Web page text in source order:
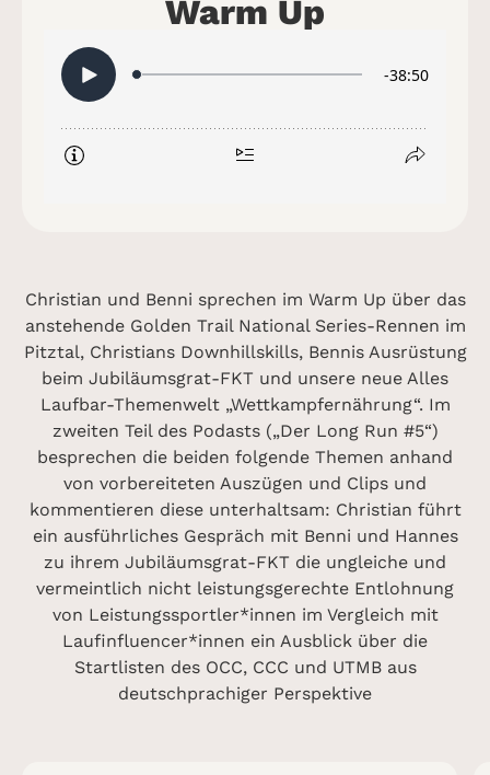
Warm Up
Christian und Benni sprechen im Warm Up über das
anstehende Golden Trail National Series-Rennen im
Pitztal, Christians Downhillskills, Bennis Ausrüstung
beim Jubiläumsgrat-FKT und unsere neue Alles
Laufbar-Themenwelt „Wettkampfernährung“. Im
zweiten Teil des Podasts („Der Long Run #5“)
besprechen die beiden folgende Themen anhand
von vorbereiteten Auszügen und Clips und
kommentieren diese unterhaltsam: Christian führt
ein ausführliches Gespräch mit Benni und Hannes
zu ihrem Jubiläumsgrat-FKT die ungleiche und
vermeintlich nicht leistungsgerechte Entlohnung
von Leistungssportler*innen im Vergleich mit
Laufinfluencer*innen ein Ausblick über die
Startlisten des OCC, CCC und UTMB aus
deutschprachiger Perspektive